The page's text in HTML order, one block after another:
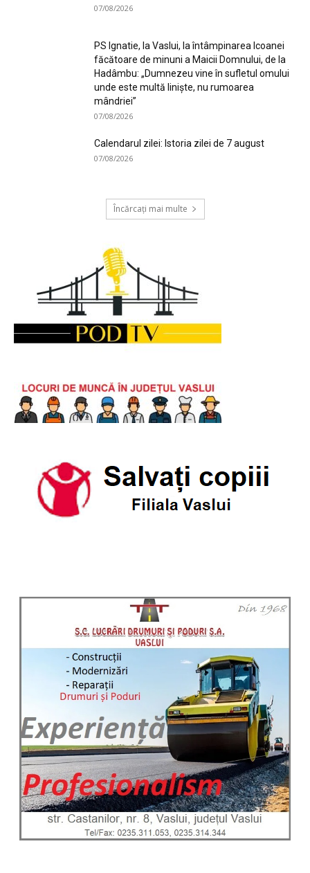
07/08/2026
PS Ignatie, la Vaslui, la întâmpinarea Icoanei
făcătoare de minuni a Maicii Domnului, de la
Hadâmbu: „Dumnezeu vine în sufletul omului
unde este multă liniște, nu rumoarea
mândriei”
07/08/2026
Calendarul zilei: Istoria zilei de 7 august
07/08/2026
Încărcați mai multe